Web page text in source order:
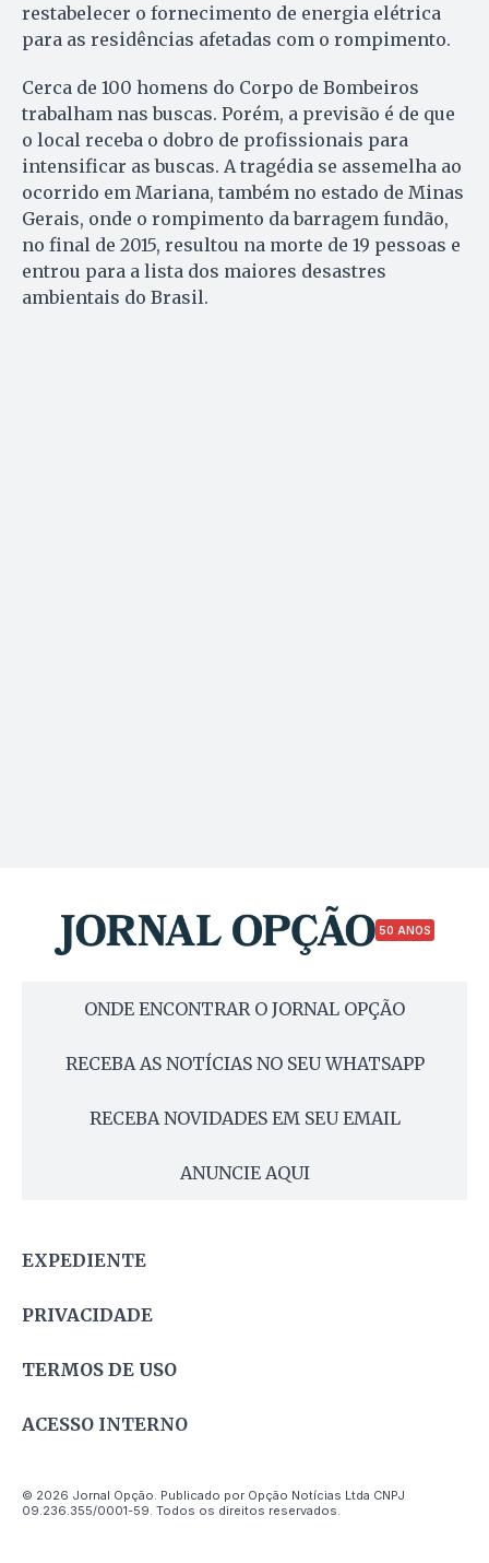
restabelecer o fornecimento de energia elétrica
para as residências afetadas com o rompimento.
Cerca de 100 homens do Corpo de Bombeiros
trabalham nas buscas. Porém, a previsão é de que
o local receba o dobro de profissionais para
intensificar as buscas. A tragédia se assemelha ao
ocorrido em Mariana, também no estado de Minas
Gerais, onde o rompimento da barragem fundão,
no final de 2015, resultou na morte de 19 pessoas e
entrou para a lista dos maiores desastres
ambientais do Brasil.
50 ANOS
ONDE ENCONTRAR O JORNAL OPÇÃO
RECEBA AS NOTÍCIAS NO SEU WHATSAPP
RECEBA NOVIDADES EM SEU EMAIL
ANUNCIE AQUI
EXPEDIENTE
PRIVACIDADE
TERMOS DE USO
ACESSO INTERNO
© 2026 Jornal Opção. Publicado por Opção Notícias Ltda CNPJ
09.236.355/0001-59. Todos os direitos reservados.